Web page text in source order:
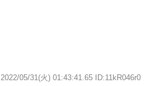
2022/05/31(火) 01:43:41.65 ID:11kR046r0